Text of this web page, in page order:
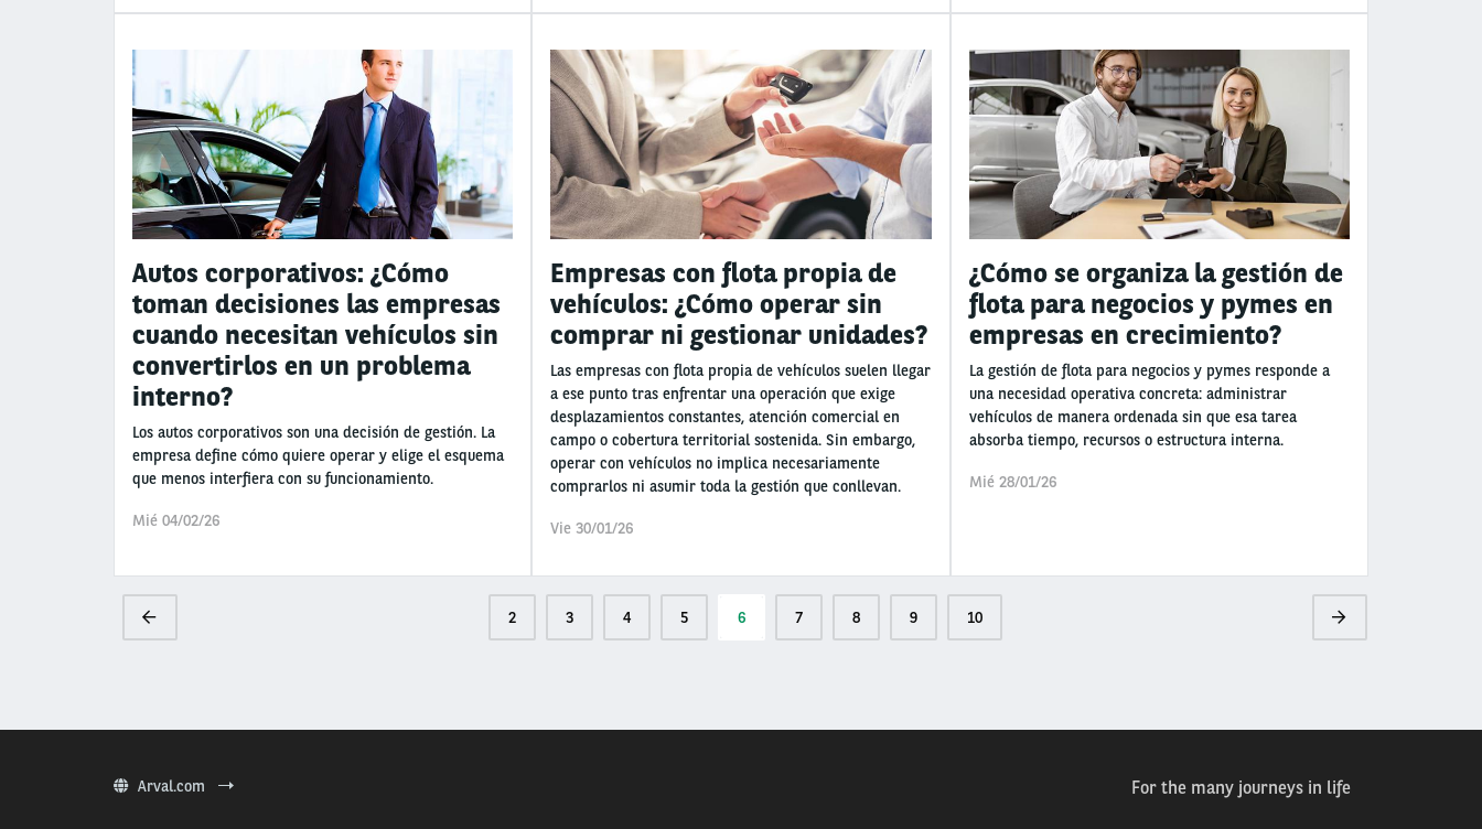
Autos corporativos: ¿Cómo
toman decisiones las empresas
cuando necesitan vehículos sin
convertirlos en un problema
interno?
Los autos corporativos son una decisión de gestión. La
empresa define cómo quiere operar y elige el esquema
que menos interfiera con su funcionamiento.
Mié 04/02/26
Empresas con flota propia de
vehículos: ¿Cómo operar sin
comprar ni gestionar unidades?
Las empresas con flota propia de vehículos suelen llegar
a ese punto tras enfrentar una operación que exige
desplazamientos constantes, atención comercial en
campo o cobertura territorial sostenida. Sin embargo,
operar con vehículos no implica necesariamente
comprarlos ni asumir toda la gestión que conllevan.
Vie 30/01/26
¿Cómo se organiza la gestión de
flota para negocios y pymes en
empresas en crecimiento?
La gestión de flota para negocios y pymes responde a
una necesidad operativa concreta: administrar
vehículos de manera ordenada sin que esa tarea
absorba tiempo, recursos o estructura interna.
Mié 28/01/26
Paginación
Página
anterior
Page
2 Page
3 Page
4 Page
5
Página
actual
6 Page
7 Page
8 Page
9 Page
10
Siguiente
página
Arval.com For the many journeys in life